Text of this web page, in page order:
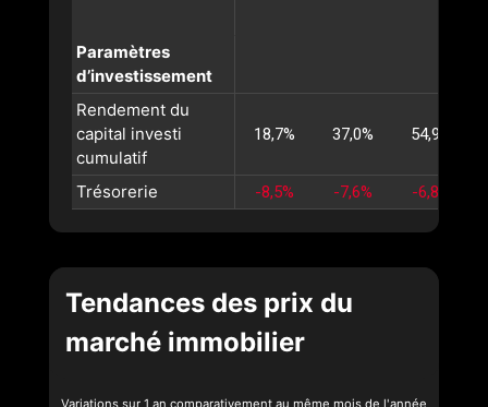
Paramètres
d’investissement
Rendement du
capital investi
cumulatif
18,7% 37,0% 54,9%
Trésorerie -8,5% -7,6% -6,8%
Tendances des prix du
marché immobilier